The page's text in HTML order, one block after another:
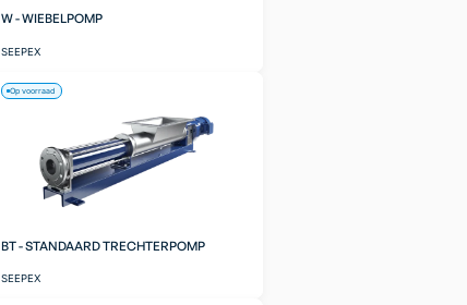
W - WIEBELPOMP
SEEPEX
BT - STANDAARD TRECHTERPOMP
SEEPEX
Op voorraad